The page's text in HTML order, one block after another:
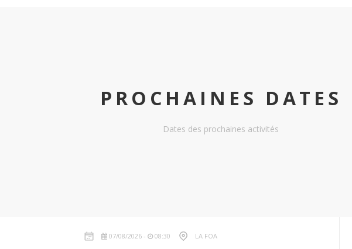
PROCHAINES DATES
Dates des prochaines activités
07/08/2026 - 08:30 LA FOA